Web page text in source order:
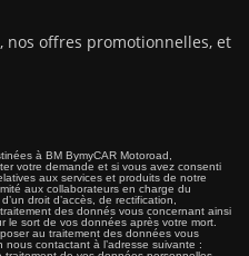
nos offres promotionnelles, et
à BM BymyCAR Motoroad,
votre demande et si vous avez consenti
aux services et produits de notre
aux collaborateurs en charge du
droit d’accès, de rectification,
des donnés vous concernant ainsi
le sort de vos données après votre mort.
au traitement des données vous
contactant à l’adresse suivante :